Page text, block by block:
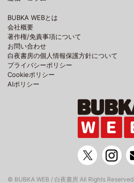
BUBKA WEBとは
会社概要
著作権/免責事項について
お問い合わせ
白夜書房の個人情報保護方針について
プライバシーポリシー
Cookieポリシー
AIポリシー
© BUBKA WEB / 白夜書房 All Rights Reserved.